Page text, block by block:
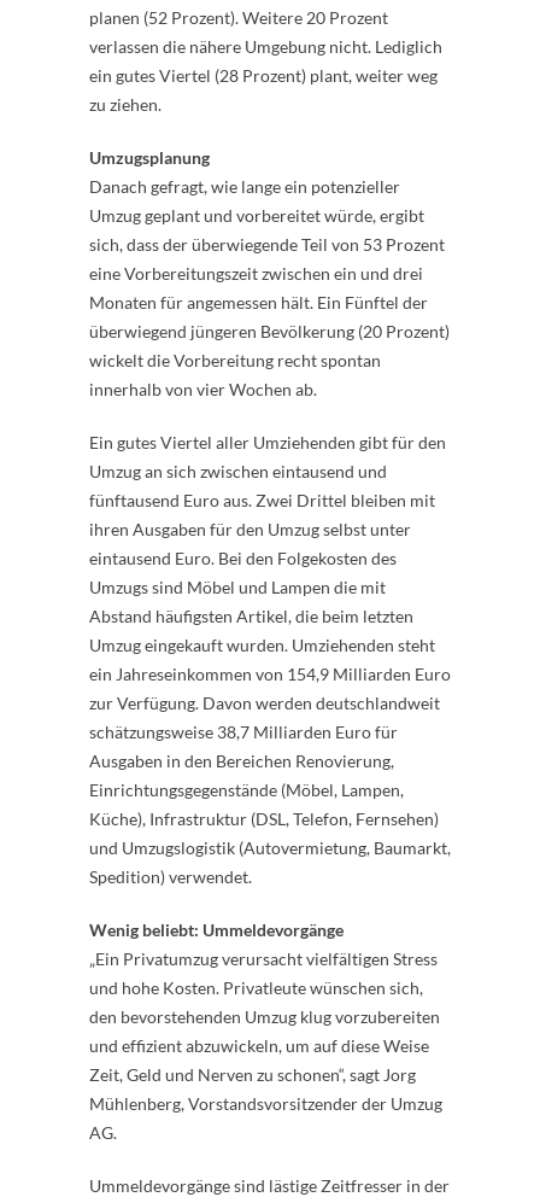
planen (52 Prozent). Weitere 20 Prozent
verlassen die nähere Umgebung nicht. Lediglich
ein gutes Viertel (28 Prozent) plant, weiter weg
zu ziehen.
Umzugsplanung
Danach gefragt, wie lange ein potenzieller
Umzug geplant und vorbereitet würde, ergibt
sich, dass der überwiegende Teil von 53 Prozent
eine Vorbereitungszeit zwischen ein und drei
Monaten für angemessen hält. Ein Fünftel der
überwiegend jüngeren Bevölkerung (20 Prozent)
wickelt die Vorbereitung recht spontan
innerhalb von vier Wochen ab.
Ein gutes Viertel aller Umziehenden gibt für den
Umzug an sich zwischen eintausend und
fünftausend Euro aus. Zwei Drittel bleiben mit
ihren Ausgaben für den Umzug selbst unter
eintausend Euro. Bei den Folgekosten des
Umzugs sind Möbel und Lampen die mit
Abstand häufigsten Artikel, die beim letzten
Umzug eingekauft wurden. Umziehenden steht
ein Jahreseinkommen von 154,9 Milliarden Euro
zur Verfügung. Davon werden deutschlandweit
schätzungsweise 38,7 Milliarden Euro für
Ausgaben in den Bereichen Renovierung,
Einrichtungsgegenstände (Möbel, Lampen,
Küche), Infrastruktur (DSL, Telefon, Fernsehen)
und Umzugslogistik (Autovermietung, Baumarkt,
Spedition) verwendet.
Wenig beliebt: Ummeldevorgänge
„Ein Privatumzug verursacht vielfältigen Stress
und hohe Kosten. Privatleute wünschen sich,
den bevorstehenden Umzug klug vorzubereiten
und effizient abzuwickeln, um auf diese Weise
Zeit, Geld und Nerven zu schonen“, sagt Jorg
Mühlenberg, Vorstandsvorsitzender der Umzug
AG.
Ummeldevorgänge sind lästige Zeitfresser in der